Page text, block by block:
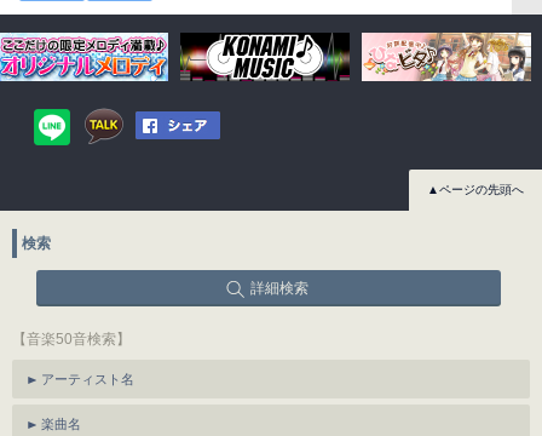
▲ページの先頭へ
検索
詳細検索
【音楽50音検索】
アーティスト名
楽曲名